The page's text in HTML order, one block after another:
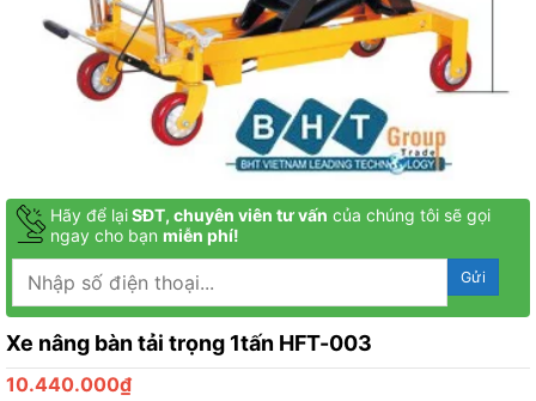
Hãy để lạiSĐT, chuyên viên tư vấn của chúng tôi sẽ gọi
ngay cho bạn miễn phí!
Xe nâng bàn tải trọng 1tấn HFT-003
10.440.000₫